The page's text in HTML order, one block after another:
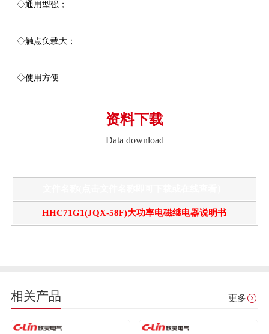
◇通用型强；
◇触点负载大；
◇使用方便
资料下载
Data download
HHC71G1(JQX-58F)大功率电磁继电器说明书
相关产品 更多